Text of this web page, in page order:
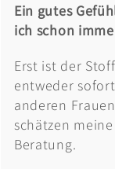
Ein gutes
ich schon
Erst ist der
entweder
anderen
schätzen
Beratung.